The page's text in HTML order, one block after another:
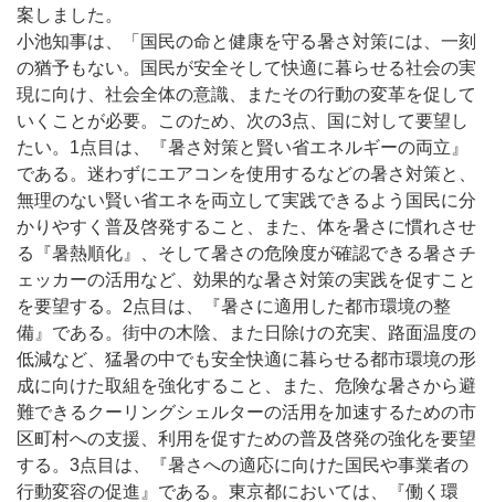
案しました。
小池知事は、「国民の命と健康を守る暑さ対策には、一刻
の猶予もない。国民が安全そして快適に暮らせる社会の実
現に向け、社会全体の意識、またその行動の変革を促して
いくことが必要。このため、次の3点、国に対して要望し
たい。1点目は、『暑さ対策と賢い省エネルギーの両立』
である。迷わずにエアコンを使用するなどの暑さ対策と、
無理のない賢い省エネを両立して実践できるよう国民に分
かりやすく普及啓発すること、また、体を暑さに慣れさせ
る『暑熱順化』、そして暑さの危険度が確認できる暑さチ
ェッカーの活用など、効果的な暑さ対策の実践を促すこと
を要望する。2点目は、『暑さに適用した都市環境の整
備』である。街中の木陰、また日除けの充実、路面温度の
低減など、猛暑の中でも安全快適に暮らせる都市環境の形
成に向けた取組を強化すること、また、危険な暑さから避
難できるクーリングシェルターの活用を加速するための市
区町村への支援、利用を促すための普及啓発の強化を要望
する。3点目は、『暑さへの適応に向けた国民や事業者の
行動変容の促進』である。東京都においては、『働く環